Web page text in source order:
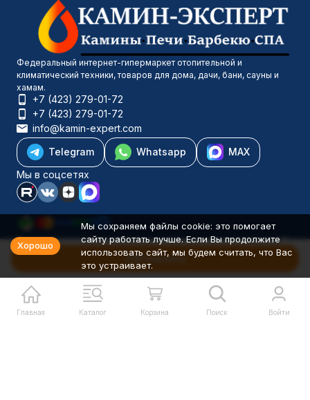
В корзину
Главная Каталог Корзина Поиск Войти
Федеральный интернет-гипермаркет отопительной и
климатический техники, товаров для дома, дачи, бани, сауны и
хамам.
+7 (423) 279-01-72
+7 (423) 279-01-72
info@kamin-expert.com
Telegram
Whatsapp
MAX
Мы в соцсетях
Каталог товаров
Компания
Информация
Политика персональных данных
© 2001-2026 Камин-Эксперт ИП Понюхов В. А. ОГРНИП
326527500040181
Хорошо
Мы сохраняем файлы cookie: это помогает
сайту работать лучше. Если Вы продолжите
использовать сайт, мы будем считать, что Вас
это устраивает.